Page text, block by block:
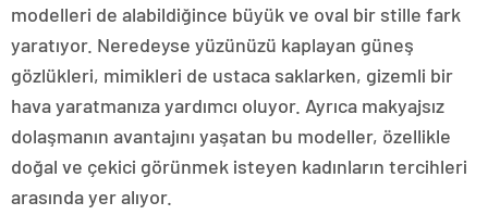
modelleri de alabildiğince büyük ve oval bir stille fark
yaratıyor. Neredeyse yüzünüzü kaplayan güneş
gözlükleri, mimikleri de ustaca saklarken, gizemli bir
hava yaratmanıza yardımcı oluyor. Ayrıca makyajsız
dolaşmanın avantajını yaşatan bu modeller, özellikle
doğal ve çekici görünmek isteyen kadınların tercihleri
arasında yer alıyor.